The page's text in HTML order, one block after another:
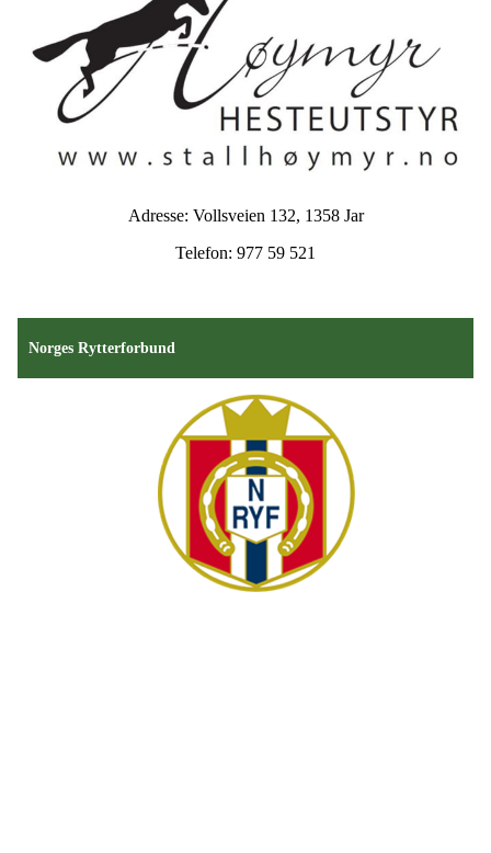
Adresse: Vollsveien 132, 1358 Jar
Telefon: 977 59 521
Norges Rytterforbund